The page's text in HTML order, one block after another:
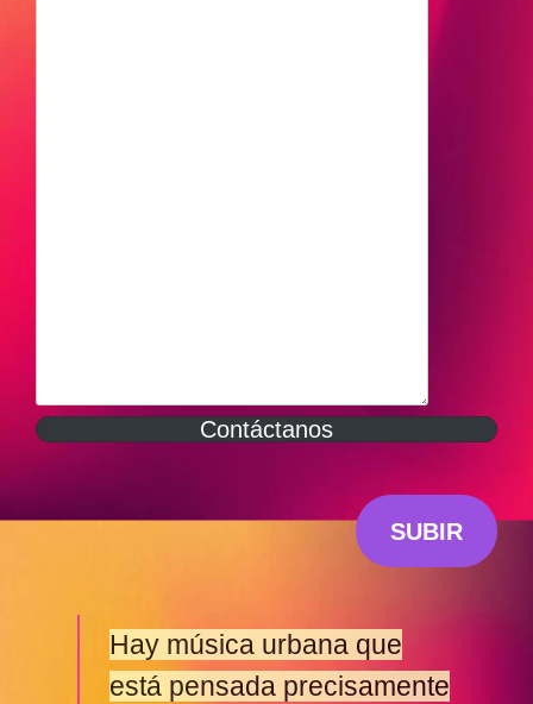
Contáctanos
SUBIR
Hay música urbana que
está pensada precisamente